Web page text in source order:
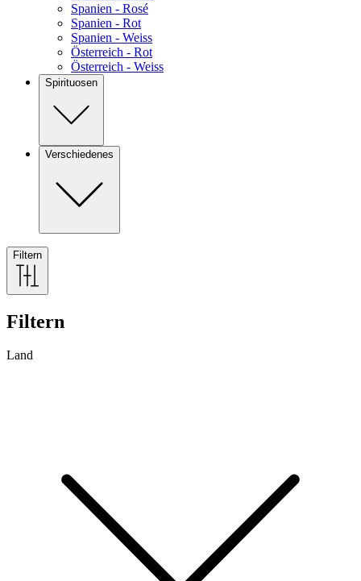
Spanien - Rosé
Spanien - Rot
Spanien - Weiss
Österreich - Rot
Österreich - Weiss
Spirituosen
Verschiedenes
Filtern
Filtern
Land